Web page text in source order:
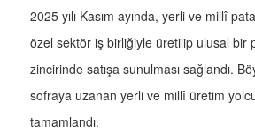
2025 yılı Kasım ayında, yerli ve millî
özel sektör iş birliğiyle üretilip ulusal bir
zincirinde satışa sunulması sağlandı.
sofraya uzanan yerli ve millî üretim
tamamlandı.